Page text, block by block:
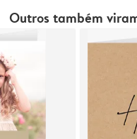
Outros também